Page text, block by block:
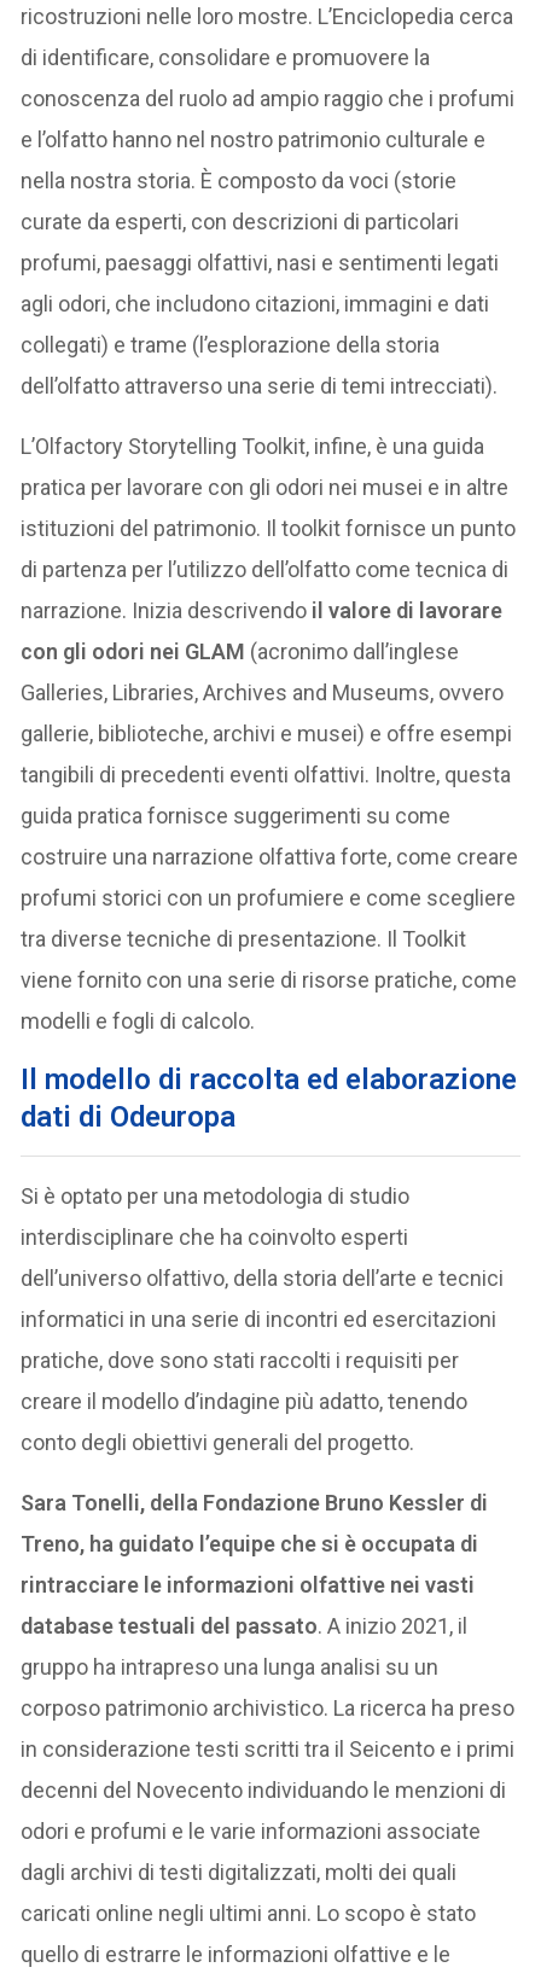
ricostruzioni nelle loro mostre. L’Enciclopedia cerca
di identificare, consolidare e promuovere la
conoscenza del ruolo ad ampio raggio che i profumi
e l’olfatto hanno nel nostro patrimonio culturale e
nella nostra storia. È composto da voci (storie
curate da esperti, con descrizioni di particolari
profumi, paesaggi olfattivi, nasi e sentimenti legati
agli odori, che includono citazioni, immagini e dati
collegati) e trame (l’esplorazione della storia
dell’olfatto attraverso una serie di temi intrecciati).
L’Olfactory Storytelling Toolkit, infine, è una guida
pratica per lavorare con gli odori nei musei e in altre
istituzioni del patrimonio. Il toolkit fornisce un punto
di partenza per l’utilizzo dell’olfatto come tecnica di
narrazione. Inizia descrivendo il valore di lavorare
con gli odori nei GLAM (acronimo dall’inglese
Galleries, Libraries, Archives and Museums, ovvero
gallerie, biblioteche, archivi e musei) e offre esempi
tangibili di precedenti eventi olfattivi. Inoltre, questa
guida pratica fornisce suggerimenti su come
costruire una narrazione olfattiva forte, come creare
profumi storici con un profumiere e come scegliere
tra diverse tecniche di presentazione. Il Toolkit
viene fornito con una serie di risorse pratiche, come
modelli e fogli di calcolo.
Il modello di raccolta ed elaborazione
dati di Odeuropa
Si è optato per una metodologia di studio
interdisciplinare che ha coinvolto esperti
dell’universo olfattivo, della storia dell’arte e tecnici
informatici in una serie di incontri ed esercitazioni
pratiche, dove sono stati raccolti i requisiti per
creare il modello d’indagine più adatto, tenendo
conto degli obiettivi generali del progetto.
Sara Tonelli, della Fondazione Bruno Kessler di
Treno, ha guidato l’equipe che si è occupata di
rintracciare le informazioni olfattive nei vasti
database testuali del passato. A inizio 2021, il
gruppo ha intrapreso una lunga analisi su un
corposo patrimonio archivistico. La ricerca ha preso
in considerazione testi scritti tra il Seicento e i primi
decenni del Novecento individuando le menzioni di
odori e profumi e le varie informazioni associate
dagli archivi di testi digitalizzati, molti dei quali
caricati online negli ultimi anni. Lo scopo è stato
quello di estrarre le informazioni olfattive e le